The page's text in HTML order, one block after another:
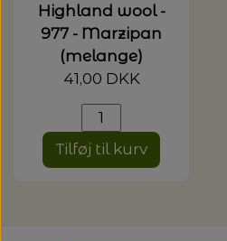
Highland wool -
977 - Marzipan
(melange)
41,00 DKK
Tilføj til kurv